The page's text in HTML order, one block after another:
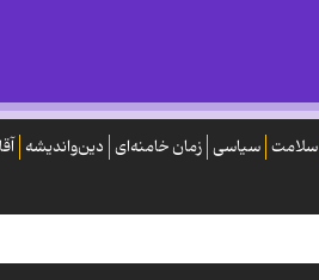
سلامت سیاسی زمان خامنه‌ای دین‌واندیشه